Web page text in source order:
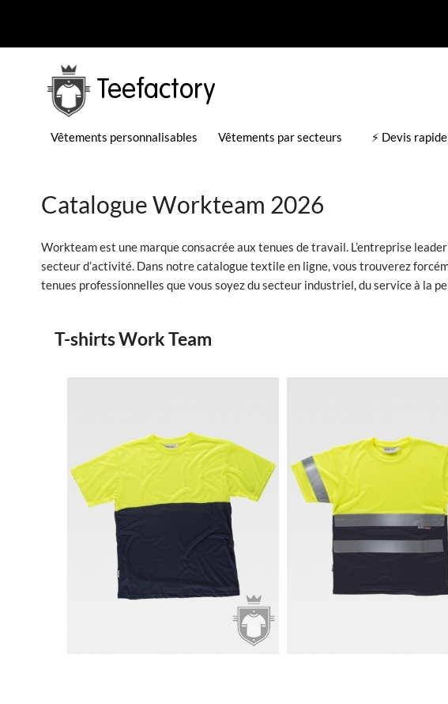
Teefactory
Vêtements personnalisables Vêtements par secteurs ⚡ Devis rapide
Catalogue Workteam 2026
Workteam est une marque consacrée aux tenues de travail. L’entreprise
secteur d’activité. Dans notre catalogue textile en ligne, vous trouverez
tenues professionnelles que vous soyez du secteur industriel, du service à la
T-shirts Work Team